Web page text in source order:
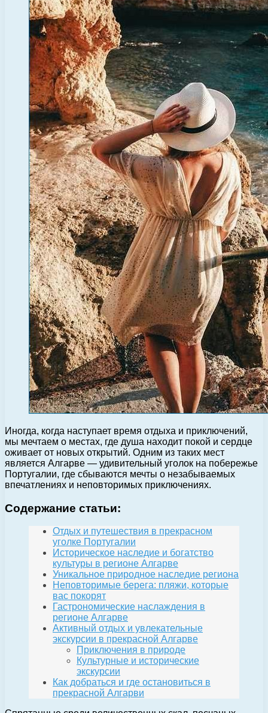
Иногда, когда наступает время отдыха и приключений,
мы мечтаем о местах, где душа находит покой и сердце
оживает от новых открытий. Одним из таких мест
является Алгарве — удивительный уголок на побережье
Португалии, где сбываются мечты о незабываемых
впечатлениях и неповторимых приключениях.
Содержание статьи:
Отдых и путешествия в прекрасном
уголке Португалии
Историческое наследие и богатство
культуры в регионе Алгарве
Уникальное природное наследие региона
Неповторимые берега: пляжи, которые
вас покорят
Гастрономические наслаждения в
регионе Алгарве
Активный отдых и увлекательные
экскурсии в прекрасной Алгарве
Приключения в природе
Культурные и исторические
экскурсии
Как добраться и где остановиться в
прекрасной Алгарви